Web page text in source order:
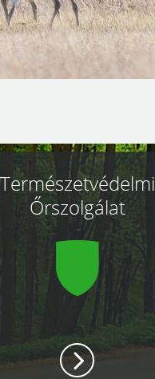
Természetvédelmi
Őrszolgálat